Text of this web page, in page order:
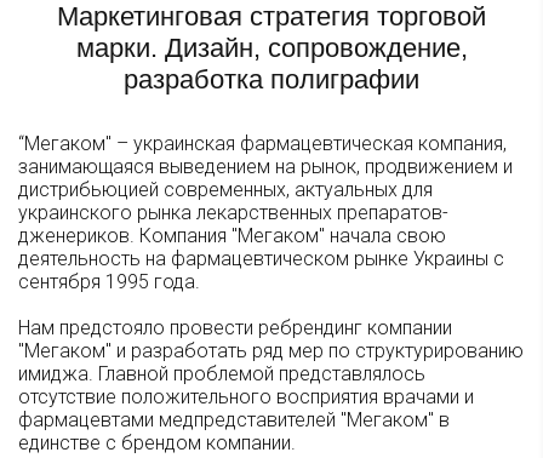
Маркетинговая стратегия торговой
марки. Дизайн, сопровождение,
разработка полиграфии
“Мегаком" – украинская фармацевтическая компания,
занимающаяся выведением на рынок, продвижением и
дистрибьюцией современных, актуальных для
украинского рынка лекарственных препаратов-
дженериков. Компания "Мегаком" начала свою
деятельность на фармацевтическом рынке Украины с
сентября 1995 года.
Нам предстояло провести ребрендинг компании
"Мегаком" и разработать ряд мер по структурированию
имиджа. Главной проблемой представлялось
отсутствие положительного восприятия врачами и
фармацевтами медпредставителей "Мегаком" в
единстве с брендом компании.